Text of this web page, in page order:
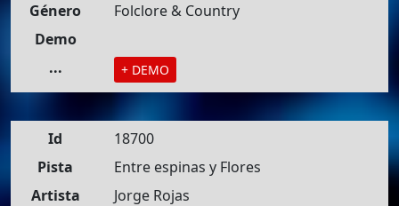
Género
Folclore & Country
Demo
...
+ DEMO
Id
18700
Pista
Entre espinas y Flores
Artista
Jorge Rojas